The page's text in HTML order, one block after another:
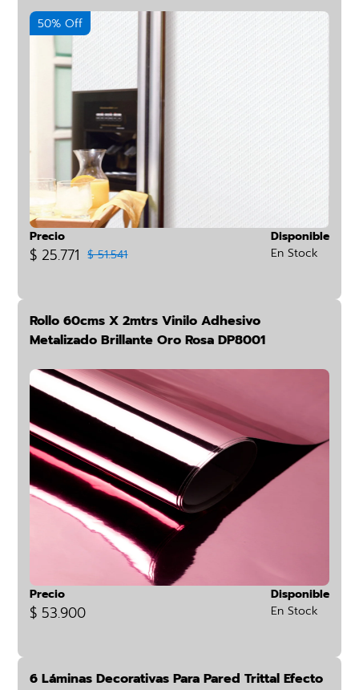
50% Off
Precio
$ 25.771 $ 51.541
Disponible
En Stock
Rollo 60cms X 2mtrs Vinilo Adhesivo
Metalizado Brillante Oro Rosa DP8001
Precio
$ 53.900
Disponible
En Stock
6 Láminas Decorativas Para Pared Trittal Efecto